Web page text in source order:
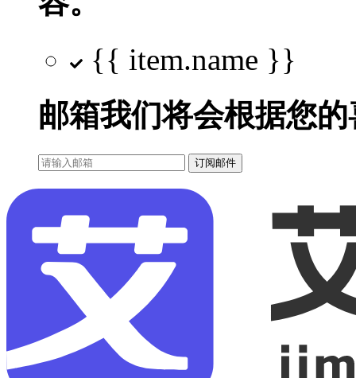
{{ item.name }}
邮箱我们将会根据您
订阅邮件